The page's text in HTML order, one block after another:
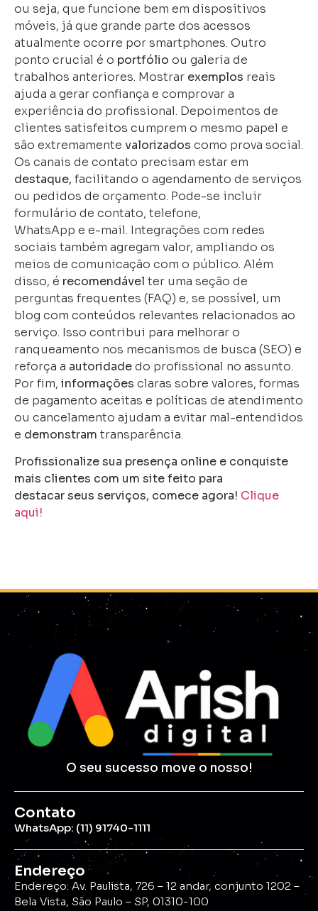
ou seja, que funcione bem em dispositivos
móveis, já que grande parte dos acessos
atualmente ocorre por smartphones. Outro
ponto crucial é o portfólio ou galeria de
trabalhos anteriores. Mostrar exemplos reais
ajuda a gerar confiança e comprovar a
experiência do profissional. Depoimentos de
clientes satisfeitos cumprem o mesmo papel e
são extremamente valorizados como prova social.
Os canais de contato precisam estar em
destaque, facilitando o agendamento de serviços
ou pedidos de orçamento. Pode-se incluir
formulário de contato, telefone,
WhatsApp e e-mail. Integrações com redes
sociais também agregam valor, ampliando os
meios de comunicação com o público. Além
disso, é recomendável ter uma seção de
perguntas frequentes (FAQ) e, se possível, um
blog com conteúdos relevantes relacionados ao
serviço. Isso contribui para melhorar o
ranqueamento nos mecanismos de busca (SEO) e
reforça a autoridadedo profissional no assunto.
Por fim, informações claras sobre valores, formas
de pagamento aceitas e políticas de atendimento
ou cancelamento ajudam a evitar mal-entendidos
e demonstram transparência.
Profissionalize sua presença online e conquiste
mais clientes com um site feito para
destacar seus serviços, comece agora! Clique
aqui!
O seu sucesso move o nosso!
Contato
WhatsApp: (11) 91740-1111
Endereço
Endereço: Av. Paulista, 726 – 12 andar, conjunto 1202 –
Bela Vista, São Paulo – SP, 01310-100